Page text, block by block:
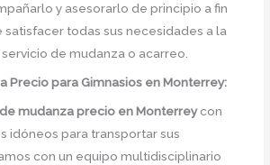
y asesorarlo de principio a fin
todas sus necesidades a la
de mudanza o acarreo.
Preciopara Gimnasios en Monterrey:
mudanza precio enMonterreycon
idóneos para transportar sus
con un equipo multidisciplinario